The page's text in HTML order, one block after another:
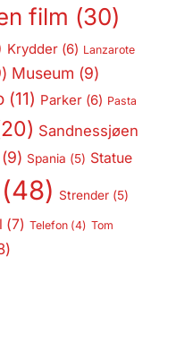
film (30)
Krydder(6) Lanzarote
Museum (9)
(11) Parker(6) Pasta
Sandnessjøen
(9) Spania (5) Statue
Strender(5)
(7) Telefon(4) Tom